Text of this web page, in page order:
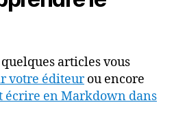
articles vous
votre éditeurou encore
écrire en Markdown dans